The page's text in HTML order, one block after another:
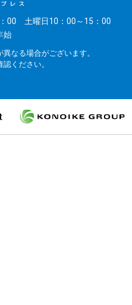
00 土曜日10：00～15：00
始
なる場合がございます。
ください。